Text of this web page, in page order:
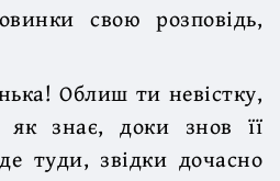
свою розповідь,
Облиш ти невістку,
знає, доки знов її
туди, звідки дочасно